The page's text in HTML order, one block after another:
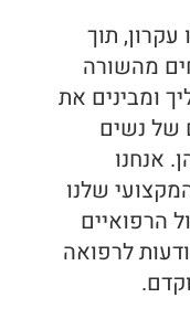
תוך
מהשורה
ומבינים את
של נשים
אנחנו
שלנו
הרפואיים
לרפואה